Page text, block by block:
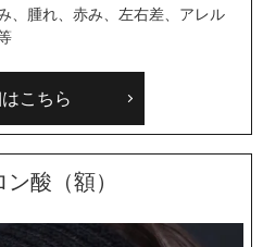
、腫れ、赤み、左右差、アレル
こちら
ン酸（額）